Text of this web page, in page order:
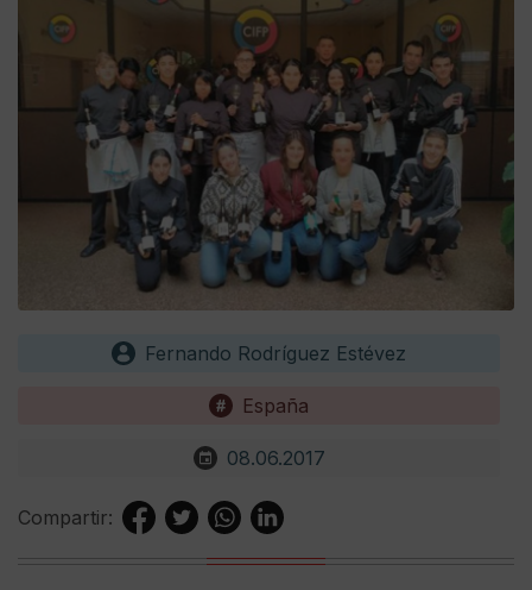
Fernando Rodríguez Estévez
España
08.06.2017
Compartir: